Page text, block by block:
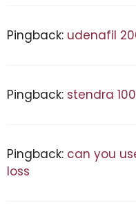
Pingback: udenafil
Pingback: stendra
Pingback: can you
loss